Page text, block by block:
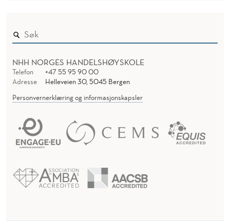
NHH NORGES HANDELSHØYSKOLE
Telefon
+47 55 95 90 00
Adresse
Helleveien 30, 5045 Bergen
Personvernerklæring og informasjonskapsler